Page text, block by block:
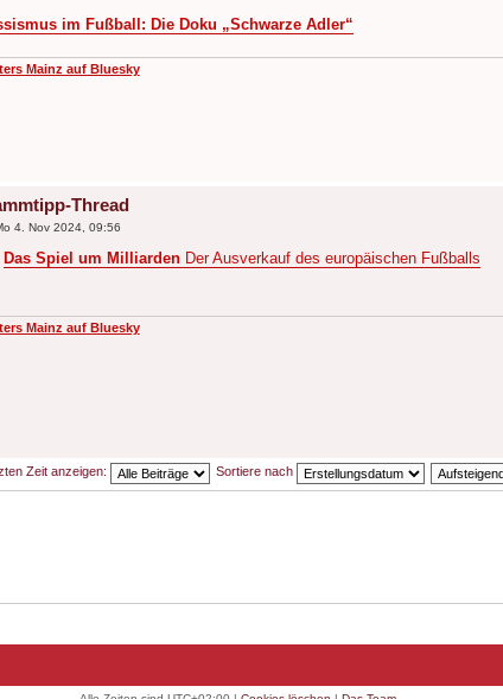
im Fußball: Die Doku „Schwarze Adler“
Mainz auf Bluesky
Thread
4. Nov 2024, 09:56
Das Spiel um MilliardenDer Ausverkauf des europäischen Fußballs
Mainz auf Bluesky
Zeit anzeigen: Sortiere nach